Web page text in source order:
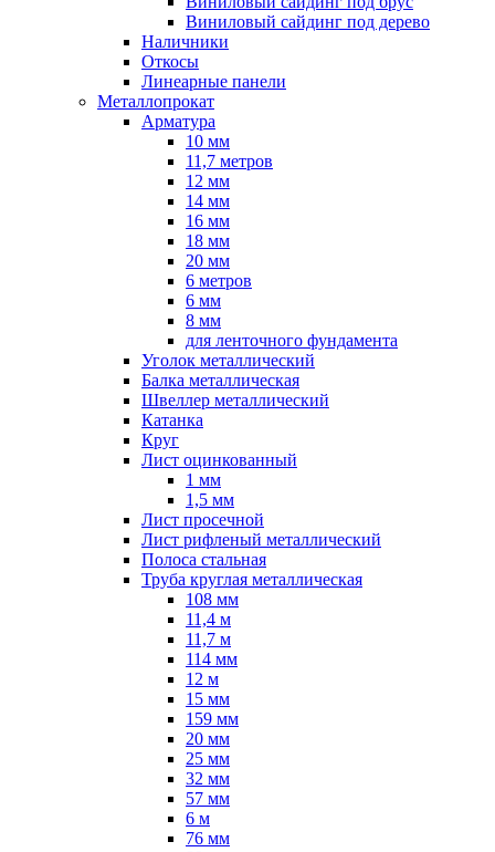
Виниловый сайдинг под дерево
Наличники
Откосы
Линеарные панели
Металлопрокат
Арматура
10 мм
11,7 метров
12 мм
14 мм
16 мм
18 мм
20 мм
6 метров
6 мм
8 мм
для ленточного фундамента
Уголок металлический
Балка металлическая
Швеллер металлический
Катанка
Круг
Лист оцинкованный
1 мм
1,5 мм
Лист просечной
Лист рифленый металлический
Полоса стальная
Труба круглая металлическая
108 мм
11,4 м
11,7 м
114 мм
12 м
15 мм
159 мм
20 мм
25 мм
32 мм
57 мм
6 м
76 мм